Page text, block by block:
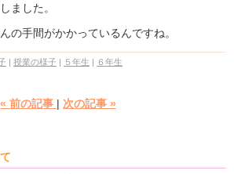
ました。
の手間がかかっているんですね。
授業の様子 ５年生 ６年生
« 前の記事 次の記事 »